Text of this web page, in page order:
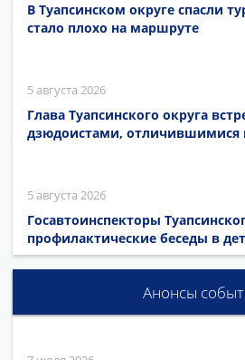
В Туапсинском округе спасли
стало плохо на маршруте
5 августа 2026
Глава Туапсинского округа
дзюдоистами, отличившимися
5 августа 2026
Госавтоинспекторы
профилактические беседы в
Анонсы